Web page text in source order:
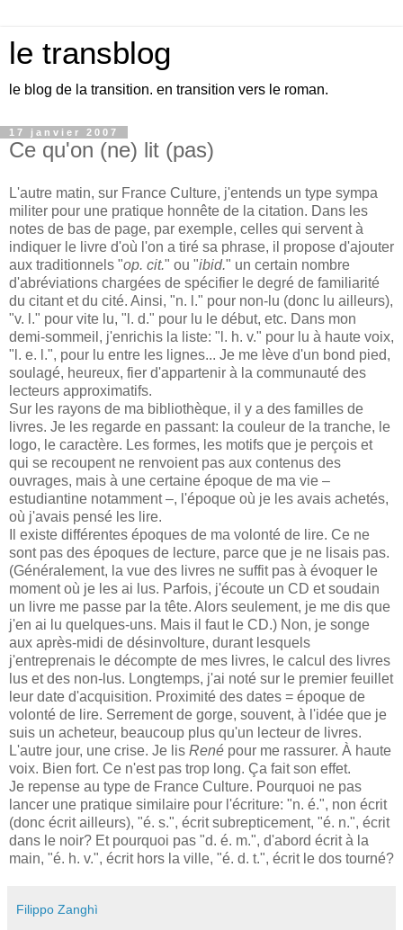
le transblog
le blog de la transition. en transition vers le roman.
17 janvier 2007
Ce qu'on (ne) lit (pas)
L'autre matin, sur France Culture, j'entends un type sympa
militer pour une pratique honnête de la citation. Dans les
notes de bas de page, par exemple, celles qui servent à
indiquer le livre d'où l'on a tiré sa phrase, il propose d'ajouter
aux traditionnels "op. cit." ou "ibid." un certain nombre
d'abréviations chargées de spécifier le degré de familiarité
du citant et du cité. Ainsi, "n. l." pour non-lu (donc lu ailleurs),
"v. l." pour vite lu, "l. d." pour lu le début, etc. Dans mon
demi-sommeil, j'enrichis la liste: "l. h. v." pour lu à haute voix,
"l. e. l.", pour lu entre les lignes... Je me lève d'un bond pied,
soulagé, heureux, fier d'appartenir à la communauté des
lecteurs approximatifs.
Sur les rayons de ma bibliothèque, il y a des familles de
livres. Je les regarde en passant: la couleur de la tranche, le
logo, le caractère. Les formes, les motifs que je perçois et
qui se recoupent ne renvoient pas aux contenus des
ouvrages, mais à une certaine époque de ma vie –
estudiantine notamment –, l'époque où je les avais achetés,
où j'avais pensé les lire.
Il existe différentes époques de ma volonté de lire. Ce ne
sont pas des époques de lecture, parce que je ne lisais pas.
(Généralement, la vue des livres ne suffit pas à évoquer le
moment où je les ai lus. Parfois, j'écoute un CD et soudain
un livre me passe par la tête. Alors seulement, je me dis que
j'en ai lu quelques-uns. Mais il faut le CD.) Non, je songe
aux après-midi de désinvolture, durant lesquels
j'entreprenais le décompte de mes livres, le calcul des livres
lus et des non-lus. Longtemps, j'ai noté sur le premier feuillet
leur date d'acquisition. Proximité des dates = époque de
volonté de lire. Serrement de gorge, souvent, à l'idée que je
suis un acheteur, beaucoup plus qu'un lecteur de livres.
L'autre jour, une crise. Je lis René pour me rassurer. À haute
voix. Bien fort. Ce n'est pas trop long. Ça fait son effet.
Je repense au type de France Culture. Pourquoi ne pas
lancer une pratique similaire pour l'écriture: "n. é.", non écrit
(donc écrit ailleurs), "é. s.", écrit subrepticement, "é. n.", écrit
dans le noir? Et pourquoi pas "d. é. m.", d'abord écrit à la
main, "é. h. v.", écrit hors la ville, "é. d. t.", écrit le dos tourné?
Filippo Zanghì